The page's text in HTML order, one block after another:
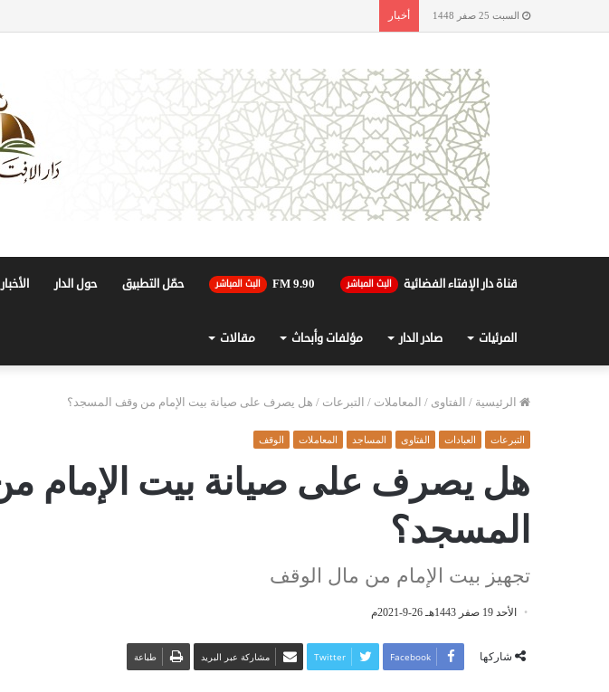
السبت 25 صفر 1448 أخبار
قناة دار الإفتاء الفضائية البث المباشر 90.FM 9 البث المباشر حمّل التطبيق حول الدار الأخبار
المرئيات صادر الدار مؤلفات وأبحاث مقالات
الرئيسية / الفتاوى / المعاملات / التبرعات / هل يصرف على صيانة بيت الإمام من وقف المسجد؟
التبرعات العبادات الفتاوى المساجد المعاملات الوقف
هل يصرف على صيانة بيت الإمام
المسجد؟
تجهيز بيت الإمام من مال الوقف
الأحد 19 صفر 1443هـ 26-9-2021م
شاركها Facebook
Twitter مشاركة عبر البريد طباعة